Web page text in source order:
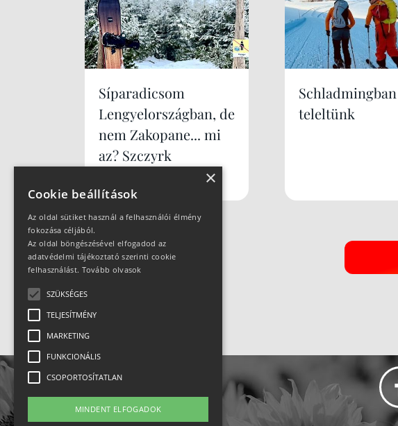
Síparadicsom
Lengyelországban, de
nem Zakopane... mi
az? Szczyrk
Schladmingban
teleltünk
×
Cookie beállítások
Az oldal sütiket használ a felhasználói élmény
fokozása céljából.
Az oldal böngészésével elfogadod az
adatvédelmi tájékoztató szerinti cookie
felhasználást. Tovább olvasok
SZÜKSÉGES
TELJESÍTMÉNY
MARKETING
FUNKCIONÁLIS
CSOPORTOSÍTATLAN
MINDENT ELFOGADOK